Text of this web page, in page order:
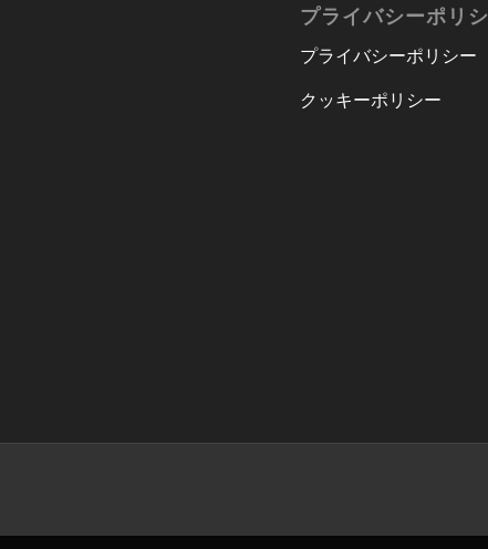
プライバシーポリシ
プライバシーポリシー
クッキーポリシー